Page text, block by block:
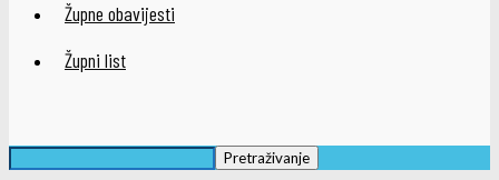
Župne obavijesti
Župni list